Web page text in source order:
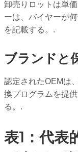
卸売りロットは単
ーは、バイヤーが
を記載する。.
ブランドと
認定されたOEMは
換プログラムを提
る。.
表1：代表